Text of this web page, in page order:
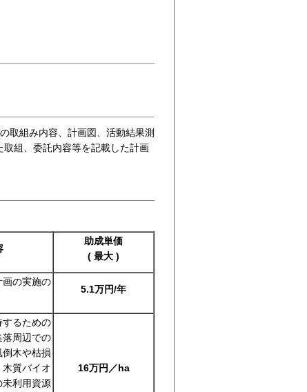
取組み内容、計画図、活動結果測
組、委託内容等を記載した計画
助成単価
( 最大 )
画の実施の
5.1万円/年
するための
落周辺での
木や枯損
質バイオ
未利用資源
16万円／ha